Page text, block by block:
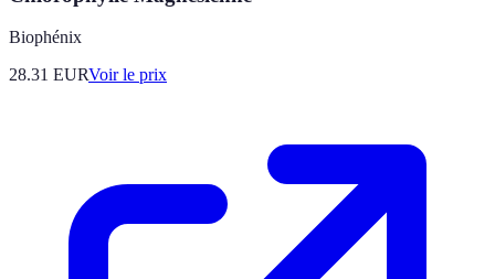
Biophénix
28.31 EURVoir le prix